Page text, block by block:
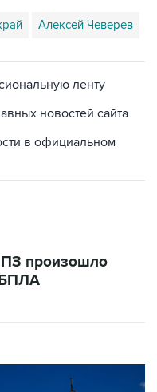
Алексей Чеверев
ленту
новостей сайта
в официальном
произошло
БПЛА